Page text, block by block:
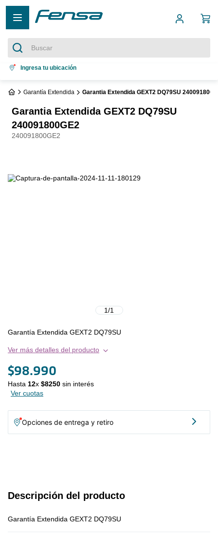
Buscar
Términos más buscados
4. bottom freezer
Ingresa tu ubicación
Garantía Extendida Garantia Extendida GEXT2 DQ79SU
Garantia Extendida GEXT2 DQ79SU
240091800GE2
240091800GE2
1/1
Garantía Extendida GEXT2 DQ79SU
Ver más detalles del producto
$98.990
Hasta 12x $8250 sin interés
Ver cuotas
Opciones de entrega y retiro
Descripción del producto
Garantía Extendida GEXT2 DQ79SU